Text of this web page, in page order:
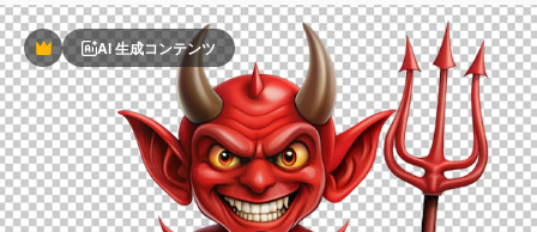
PremiumAI 生成コンテンツ